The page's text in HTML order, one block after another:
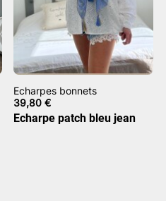
Echarpes bonnets
39,80€
Echarpe patch bleu jean